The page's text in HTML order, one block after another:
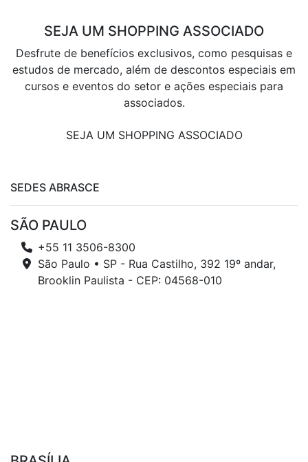
SEJA UM SHOPPING ASSOCIADO
Desfrute de benefícios exclusivos, como pesquisas e
estudos de mercado, além de descontos especiais em
cursos e eventos do setor e ações especiais para
associados.
SEJA UM SHOPPING ASSOCIADO
SEDES ABRASCE
SÃO PAULO
+55 11 3506-8300
São Paulo • SP - Rua Castilho, 392 19º andar,
Brooklin Paulista - CEP: 04568-010